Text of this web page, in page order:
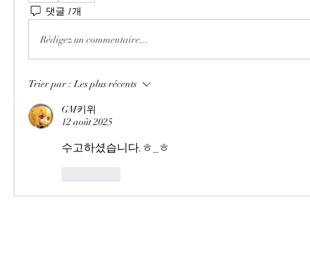
댓글 1개
Rédigez un commentaire...
Trier par : Les plus récents
GM키위
12 août 2025
수고하셨습니다.ㅎ_ㅎ